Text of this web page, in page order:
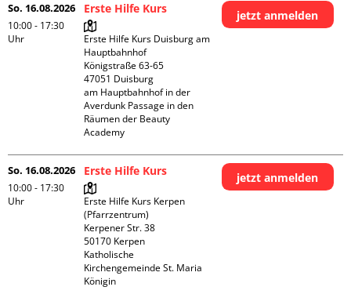
So. 16.08.2026
10:00 - 17:30
Uhr
Erste Hilfe Kurs
Erste Hilfe Kurs Duisburg am
Hauptbahnhof
Königstraße 63-65
47051 Duisburg
am Hauptbahnhof in der
Averdunk Passage in den
Räumen der Beauty
Academy
jetzt anmelden
So. 16.08.2026
10:00 - 17:30
Uhr
Erste Hilfe Kurs
Erste Hilfe Kurs Kerpen
(Pfarrzentrum)
Kerpener Str. 38
50170 Kerpen
Katholische
Kirchengemeinde St. Maria
Königin
jetzt anmelden